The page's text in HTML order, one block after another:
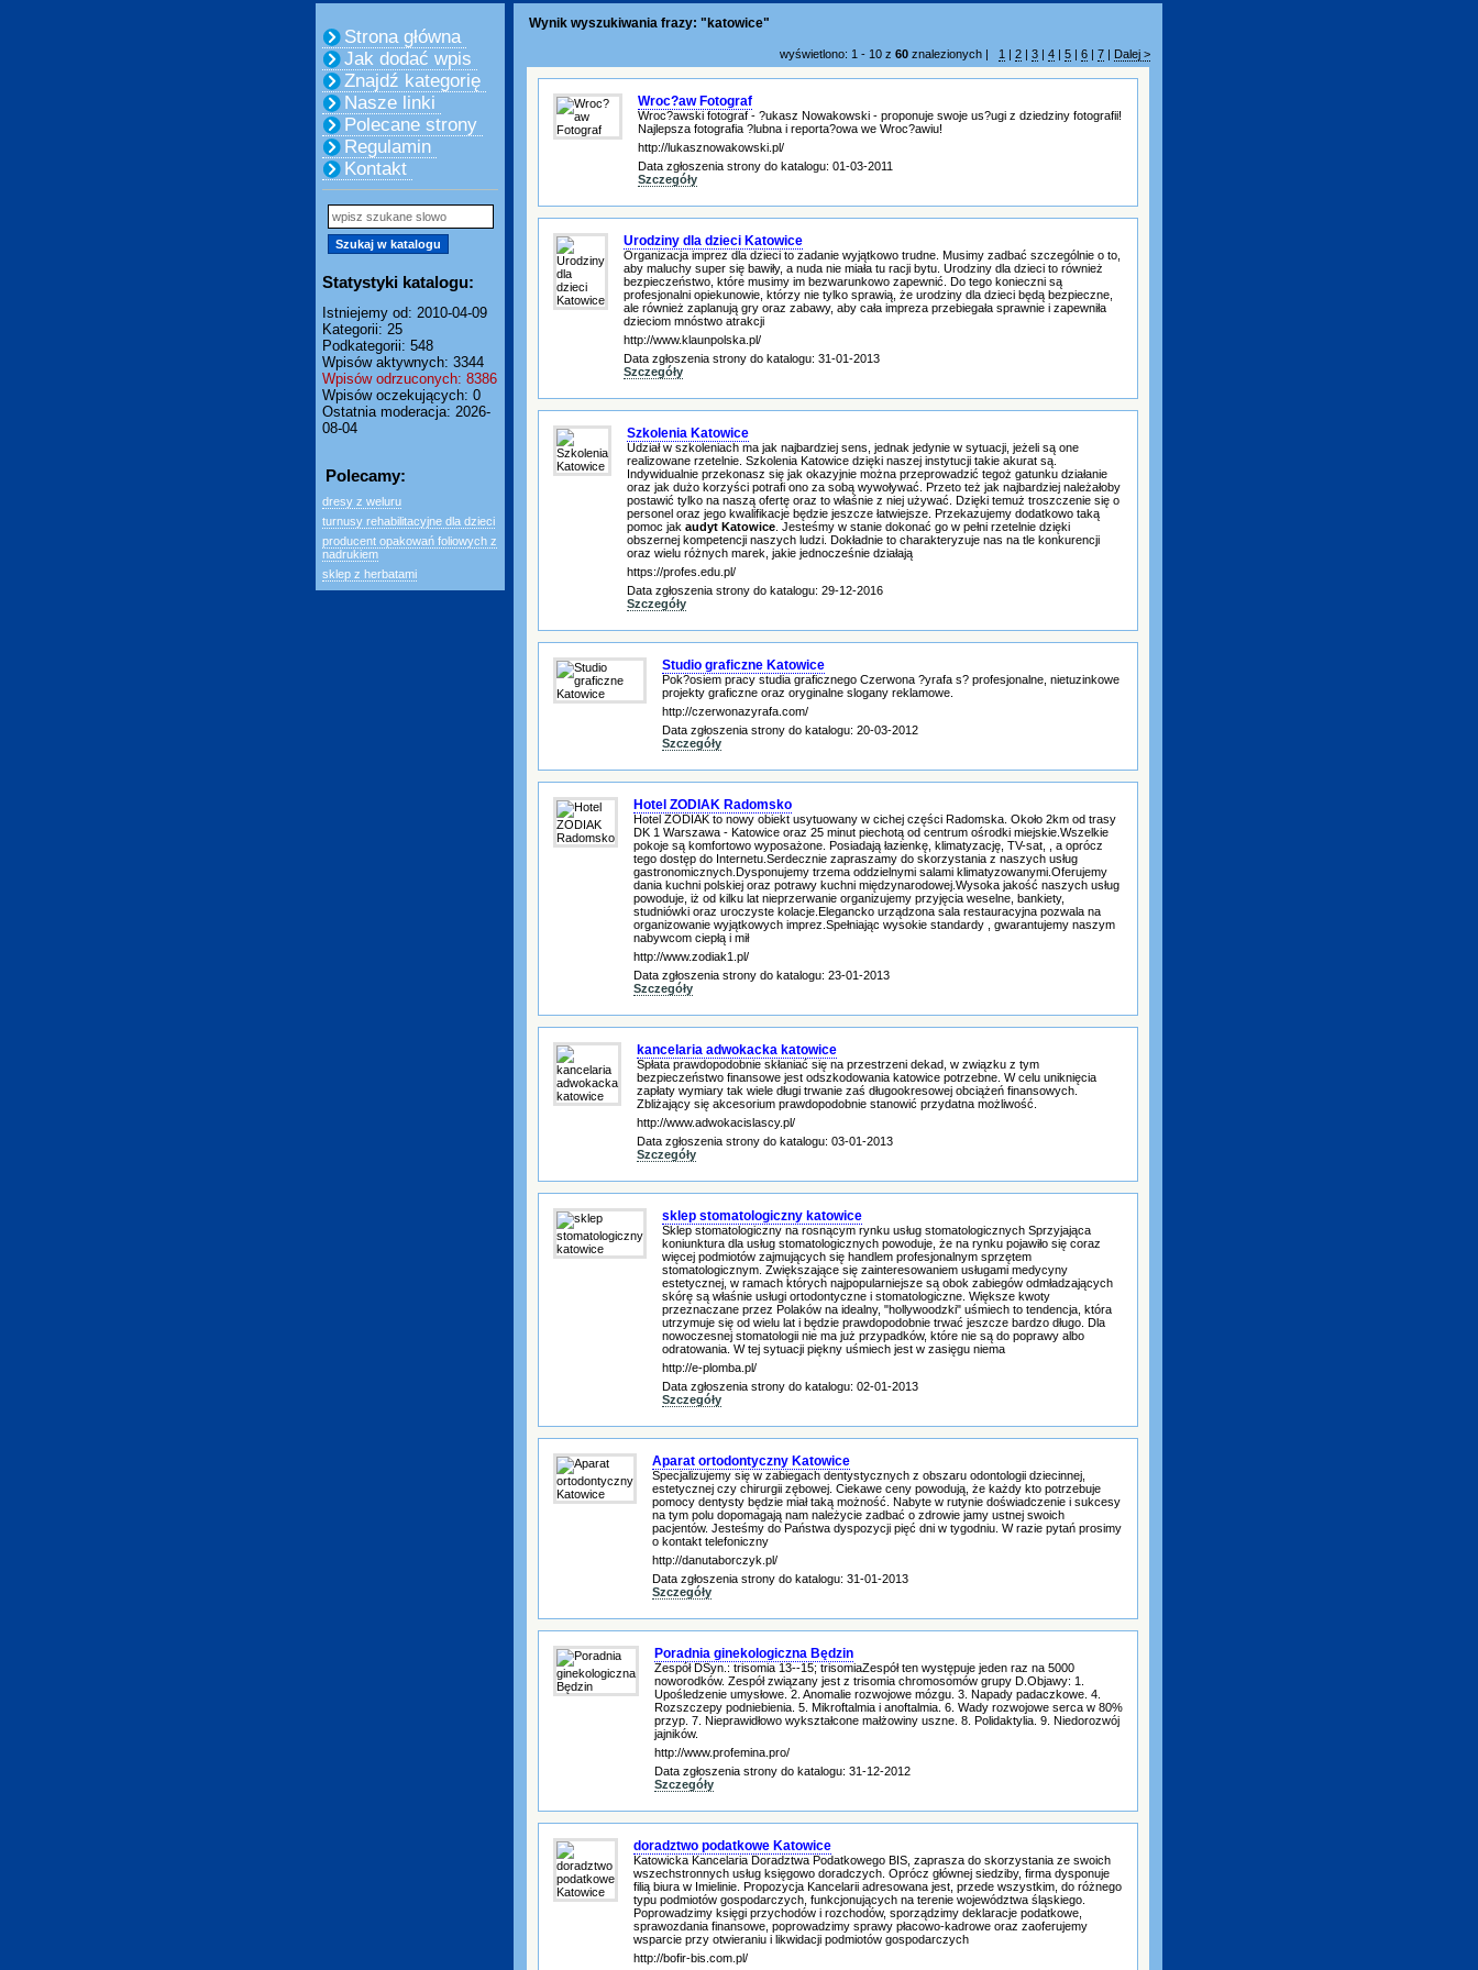
Strona główna
Jak dodać wpis
Znajdź kategorię
Nasze linki
Polecane strony
Regulamin
Kontakt
Statystyki katalogu:
Istniejemy od: 2010-04-09
Kategorii: 25
Podkategorii: 548
Wpisów aktywnych: 3344
Wpisów odrzuconych: 8386
Wpisów oczekujących: 0
Ostatnia moderacja: 2026-
08-04
Polecamy:
dresy z weluru
turnusy rehabilitacyjne dla dzieci
producent opakowań foliowych z
nadrukiem
sklep z herbatami
Wynik wyszukiwania frazy: "katowice"
wyświetlono: 1 - 10 z 60 znalezionych | 1 | 2 | 3 | 4 | 5 | 6 | 7 | Dalej >
Wroc?aw Fotograf
Wroc?awski fotograf - ?ukasz Nowakowski - proponuje swoje us?ugi z dziedziny fotografii!
Najlepsza fotografia ?lubna i reporta?owa we Wroc?awiu!
http://lukasznowakowski.pl/
Data zgłoszenia strony do katalogu: 01-03-2011
Szczegóły
Urodziny dla dzieci Katowice
Organizacja imprez dla dzieci to zadanie wyjątkowo trudne. Musimy zadbać szczególnie o to,
aby maluchy super się bawiły, a nuda nie miała tu racji bytu. Urodziny dla dzieci to również
bezpieczeństwo, które musimy im bezwarunkowo zapewnić. Do tego konieczni są
profesjonalni opiekunowie, którzy nie tylko sprawią, że urodziny dla dzieci będą bezpieczne,
ale również zaplanują gry oraz zabawy, aby cała impreza przebiegała sprawnie i zapewniła
dzieciom mnóstwo atrakcji
http://www.klaunpolska.pl/
Data zgłoszenia strony do katalogu: 31-01-2013
Szczegóły
Szkolenia Katowice
Udział w szkoleniach ma jak najbardziej sens, jednak jedynie w sytuacji, jeżeli są one
realizowane rzetelnie. Szkolenia Katowice dzięki naszej instytucji takie akurat są.
Indywidualnie przekonasz się jak okazyjnie można przeprowadzić tegoż gatunku działanie
oraz jak dużo korzyści potrafi ono za sobą wywoływać. Przeto też jak najbardziej należałoby
postawić tylko na naszą ofertę oraz to właśnie z niej używać. Dzięki temuż troszczenie się o
personel oraz jego kwalifikacje będzie jeszcze łatwiejsze. Przekazujemy dodatkowo taką
pomoc jak audyt Katowice . Jesteśmy w stanie dokonać go w pełni rzetelnie dzięki
obszernej kompetencji naszych ludzi. Dokładnie to charakteryzuje nas na tle konkurencji
oraz wielu różnych marek, jakie jednocześnie działają
https://profes.edu.pl/
Data zgłoszenia strony do katalogu: 29-12-2016
Szczegóły
Studio graficzne Katowice
Pok?osiem pracy studia graficznego Czerwona ?yrafa s? profesjonalne, nietuzinkowe
projekty graficzne oraz oryginalne slogany reklamowe.
http://czerwonazyrafa.com/
Data zgłoszenia strony do katalogu: 20-03-2012
Szczegóły
Hotel ZODIAK Radomsko
Hotel ZODIAK to nowy obiekt usytuowany w cichej części Radomska. Około 2km od trasy
DK 1 Warszawa - Katowice oraz 25 minut piechotą od centrum ośrodki miejskie.Wszelkie
pokoje są komfortowo wyposażone. Posiadają łazienkę, klimatyzację, TV-sat, , a oprócz
tego dostęp do Internetu.Serdecznie zapraszamy do skorzystania z naszych usług
gastronomicznych.Dysponujemy trzema oddzielnymi salami klimatyzowanymi.Oferujemy
dania kuchni polskiej oraz potrawy kuchni międzynarodowej.Wysoka jakość naszych usług
powoduje, iż od kilku lat nieprzerwanie organizujemy przyjęcia weselne, bankiety,
studniówki oraz uroczyste kolacje.Elegancko urządzona sala restauracyjna pozwala na
organizowanie wyjątkowych imprez.Spełniając wysokie standardy , gwarantujemy naszym
nabywcom ciepłą i mił
http://www.zodiak1.pl/
Data zgłoszenia strony do katalogu: 23-01-2013
Szczegóły
kancelaria adwokacka katowice
Spłata prawdopodobnie skłaniać się na przestrzeni dekad, w związku z tym
bezpieczeństwo finansowe jest odszkodowania katowice potrzebne. W celu uniknięcia
zapłaty wymiary tak wiele długi trwanie zaś długookresowej obciążeń finansowych.
Zbliżający się akcesorium prawdopodobnie stanowić przydatna możliwość.
http://www.adwokacislascy.pl/
Data zgłoszenia strony do katalogu: 03-01-2013
Szczegóły
sklep stomatologiczny katowice
Sklep stomatologiczny na rosnącym rynku usług stomatologicznych Sprzyjająca
koniunktura dla usług stomatologicznych powoduje, że na rynku pojawiło się coraz
więcej podmiotów zajmujących się handlem profesjonalnym sprzętem
stomatologicznym. Zwiększające się zainteresowaniem usługami medycyny
estetycznej, w ramach których najpopularniejsze są obok zabiegów odmładzających
skórę są właśnie usługi ortodontyczne i stomatologiczne. Większe kwoty
przeznaczane przez Polaków na idealny, "hollywoodzki" uśmiech to tendencja, która
utrzymuje się od wielu lat i będzie prawdopodobnie trwać jeszcze bardzo długo. Dla
nowoczesnej stomatologii nie ma już przypadków, które nie są do poprawy albo
odratowania. W tej sytuacji piękny uśmiech jest w zasięgu niema
http://e-plomba.pl/
Data zgłoszenia strony do katalogu: 02-01-2013
Szczegóły
Aparat ortodontyczny Katowice
Specjalizujemy się w zabiegach dentystycznych z obszaru odontologii dziecinnej,
estetycznej czy chirurgii zębowej. Ciekawe ceny powodują, że każdy kto potrzebuje
pomocy dentysty będzie miał taką możność. Nabyte w rutynie doświadczenie i sukcesy
na tym polu dopomagają nam należycie zadbać o zdrowie jamy ustnej swoich
pacjentów. Jesteśmy do Państwa dyspozycji pięć dni w tygodniu. W razie pytań prosimy
o kontakt telefoniczny
http://danutaborczyk.pl/
Data zgłoszenia strony do katalogu: 31-01-2013
Szczegóły
Poradnia ginekologiczna Będzin
Zespół DSyn.: trisomia 13--15; trisomiaZespół ten występuje jeden raz na 5000
noworodków. Zespół związany jest z trisomia chromosomów grupy D.Objawy: 1.
Upośledzenie umysłowe. 2. Anomalie rozwojowe mózgu. 3. Napady padaczkowe. 4.
Rozszczepy podniebienia. 5. Mikroftalmia i anoftalmia. 6. Wady rozwojowe serca w 80%
przyp. 7. Nieprawidłowo wykształcone małżowiny uszne. 8. Polidaktylia. 9. Niedorozwój
jajników.
http://www.profemina.pro/
Data zgłoszenia strony do katalogu: 31-12-2012
Szczegóły
doradztwo podatkowe Katowice
Katowicka Kancelaria Doradztwa Podatkowego BIS, zaprasza do skorzystania ze swoich
wszechstronnych usług księgowo doradczych. Oprócz głównej siedziby, firma dysponuje
filią biura w Imielinie. Propozycja Kancelarii adresowana jest, przede wszystkim, do różnego
typu podmiotów gospodarczych, funkcjonujących na terenie województwa śląskiego.
Poprowadzimy księgi przychodów i rozchodów, sporządzimy deklaracje podatkowe,
sprawozdania finansowe, poprowadzimy sprawy płacowo-kadrowe oraz zaoferujemy
wsparcie przy otwieraniu i likwidacji podmiotów gospodarczych
http://bofir-bis.com.pl/